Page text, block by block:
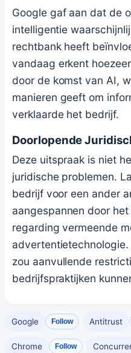
Google gaf aan dat de
intelligentie
rechtbank heeft
vandaag erkent
door de komst van AI,
manieren geeft om
verklaarde het bedrijf.
Doorlopende
Deze uitspraak is niet
juridische problemen.
bedrijf voor een ander
aangespannen door
regarding vermeende
zou aanvullende
bedrijfspraktijken
Google Follow Antitrust
Chrome Follow